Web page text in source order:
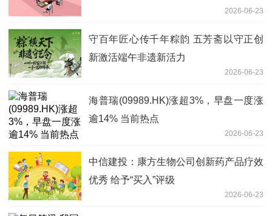
2026-06-23
守百年匠心传千年粽韵 五芳斋以守正创
新激活端午非遗新活力
2026-06-23
海普瑞(09989.HK)涨超3%，早盘一度涨
逾14% 当前热点
2026-06-23
中信建投：康方生物公司创新药产品疗效
优秀 给予“买入”评级
2026-06-23